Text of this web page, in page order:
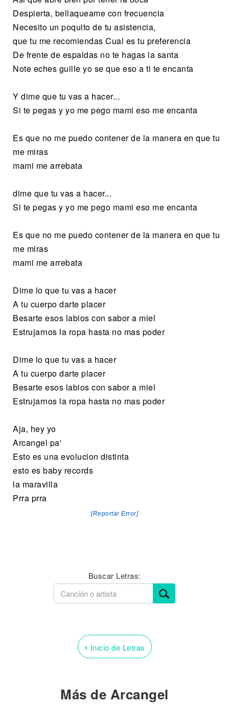
Despierta, bellaqueame con frecuencia
Necesito un poquito de tu asistencia,
que tu me recomiendas Cual es tu preferencia
De frente de espaldas no te hagas la santa
Note eches guille yo se que eso a ti te encanta
Y dime que tu vas a hacer...
Si te pegas y yo me pego mami eso me encanta
Es que no me puedo contener de la manera en que tu
me miras
mami me arrebata
dime que tu vas a hacer...
Si te pegas y yo me pego mami eso me encanta
Es que no me puedo contener de la manera en que tu
me miras
mami me arrebata
Dime lo que tu vas a hacer
A tu cuerpo darte placer
Besarte esos labios con sabor a miel
Estrujarnos la ropa hasta no mas poder
Dime lo que tu vas a hacer
A tu cuerpo darte placer
Besarte esos labios con sabor a miel
Estrujarnos la ropa hasta no mas poder
Aja, hey yo
Arcangel pa'
Esto es una evolucion distinta
esto es baby records
la maravilla
Prra prra
[Reportar Error]
Buscar Letras:
‹ Inicio de Letras
Más de Arcangel